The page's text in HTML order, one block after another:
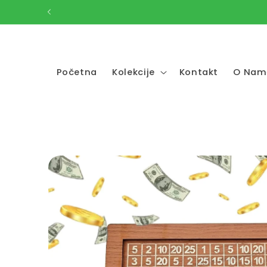
Skip to
content
Početna Kolekcije Kontakt O
Skip to
product
information